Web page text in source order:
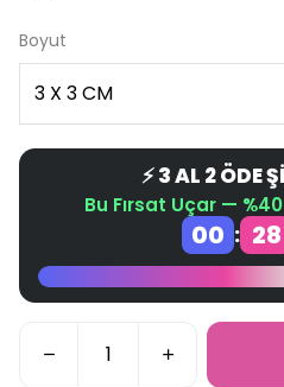
Boyut
⚡ 3 AL 2 ÖDE
Bu Fırsat Uçar —
00 : 28